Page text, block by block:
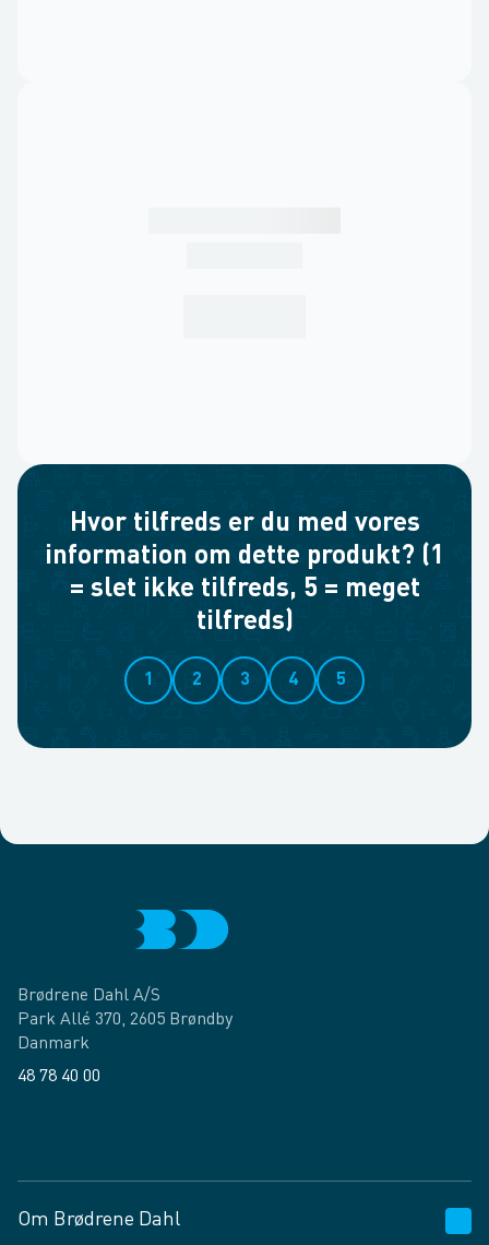
Hvor tilfreds er du med vores
information om dette produkt? (1
= slet ikke tilfreds, 5 = meget
tilfreds)
1 2 3 4 5
Brødrene Dahl A/S
Park Allé 370, 2605 Brøndby
Danmark
48 78 40 00
Om Brødrene Dahl